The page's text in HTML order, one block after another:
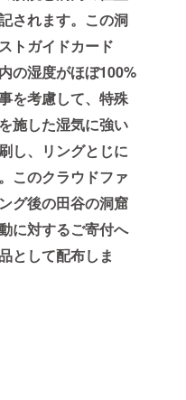
されます。この洞
トガイドカード
の湿度がほぼ100%
を考慮して、特殊
施した湿気に強い
し、リングとじに
このクラウドファ
グ後の田谷の洞窟
に対するご寄付へ
として配布しま